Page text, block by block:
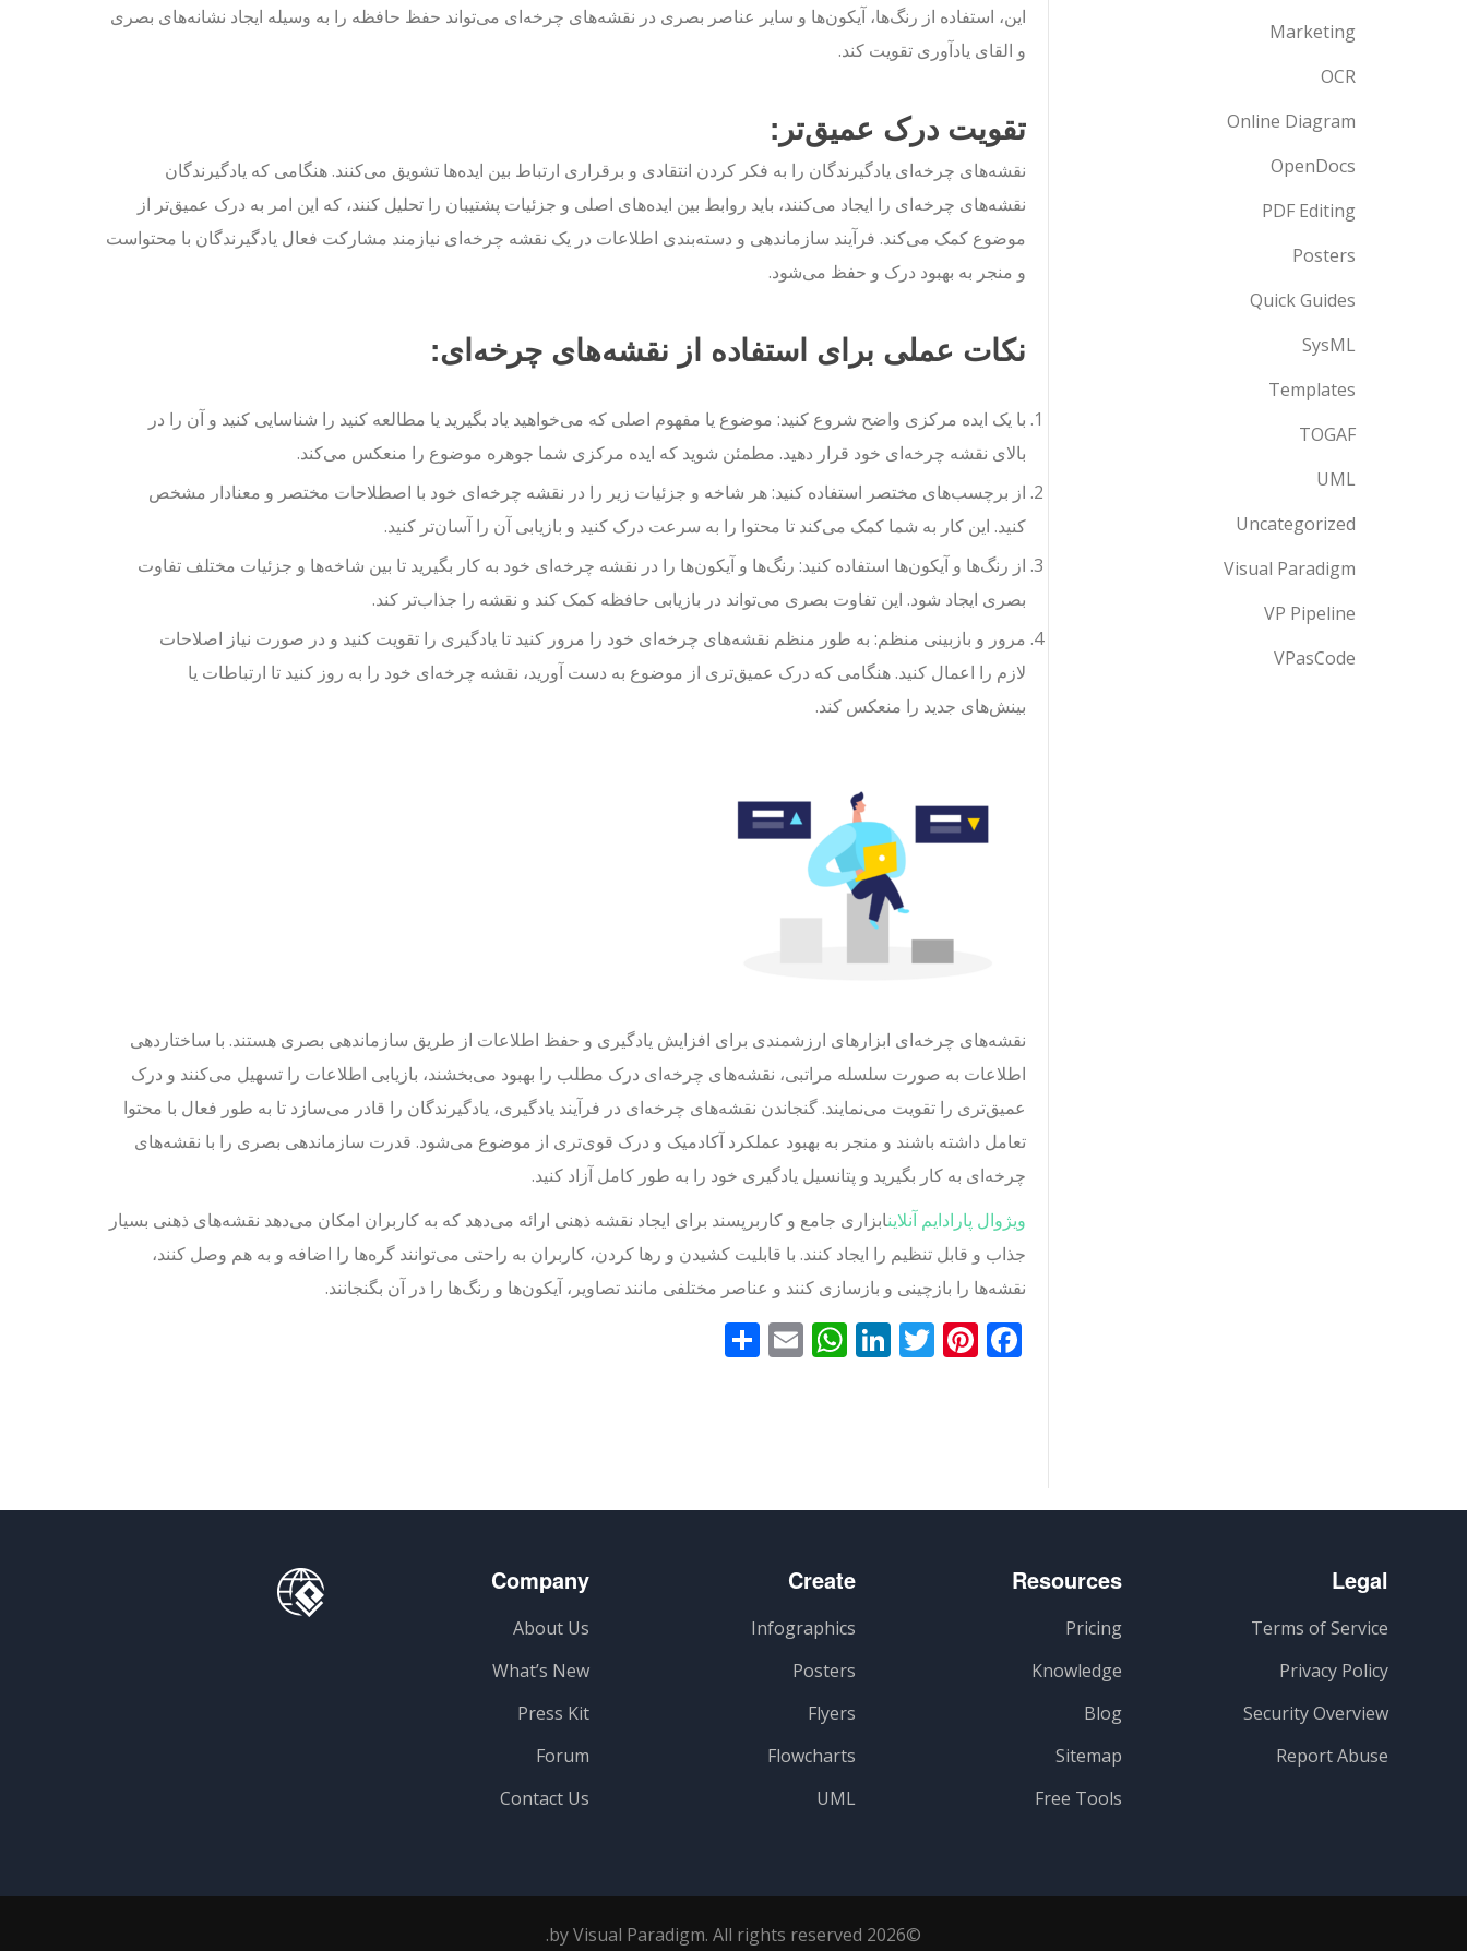
این، استفاده از رنگ‌ها، آیکون‌ها و سایر عناصر بصری در نقشه‌های چرخه‌ای می‌تواند حفظ حافظه را به وسیله ایجاد نشانه‌های بصری
و القای یادآوری تقویت کند.
تقویت درک عمیق‌تر:
نقشه‌های چرخه‌ای یادگیرندگان را به فکر کردن انتقادی و برقراری ارتباط بین ایده‌ها تشویق می‌کنند. هنگامی که یادگیرندگان
نقشه‌های چرخه‌ای را ایجاد می‌کنند، باید روابط بین ایده‌های اصلی و جزئیات پشتیبان را تحلیل کنند، که این امر به درک عمیق‌تر از
موضوع کمک می‌کند. فرآیند سازماندهی و دسته‌بندی اطلاعات در یک نقشه چرخه‌ای نیازمند مشارکت فعال یادگیرندگان با محتواست
و منجر به بهبود درک و حفظ می‌شود.
نکات عملی برای استفاده از نقشه‌های چرخه‌ای:
با یک ایده مرکزی واضح شروع کنید: موضوع یا مفهوم اصلی که می‌خواهید یاد بگیرید یا مطالعه کنید را شناسایی کنید و آن را در
بالای نقشه چرخه‌ای خود قرار دهید. مطمئن شوید که ایده مرکزی شما جوهره موضوع را منعکس می‌کند.
از برچسب‌های مختصر استفاده کنید: هر شاخه و جزئیات زیر را در نقشه چرخه‌ای خود با اصطلاحات مختصر و معنادار مشخص
کنید. این کار به شما کمک می‌کند تا محتوا را به سرعت درک کنید و بازیابی آن را آسان‌تر کنید.
از رنگ‌ها و آیکون‌ها استفاده کنید: رنگ‌ها و آیکون‌ها را در نقشه چرخه‌ای خود به کار بگیرید تا بین شاخه‌ها و جزئیات مختلف تفاوت
بصری ایجاد شود. این تفاوت بصری می‌تواند در بازیابی حافظه کمک کند و نقشه را جذاب‌تر کند.
مرور و بازبینی منظم: به طور منظم نقشه‌های چرخه‌ای خود را مرور کنید تا یادگیری را تقویت کنید و در صورت نیاز اصلاحات
لازم را اعمال کنید. هنگامی که درک عمیق‌تری از موضوع به دست آورید، نقشه چرخه‌ای خود را به روز کنید تا ارتباطات یا
بینش‌های جدید را منعکس کند.
نقشه‌های چرخه‌ای ابزارهای ارزشمندی برای افزایش یادگیری و حفظ اطلاعات از طریق سازماندهی بصری هستند. با ساختاردهی
اطلاعات به صورت سلسله مراتبی، نقشه‌های چرخه‌ای درک مطلب را بهبود می‌بخشند، بازیابی اطلاعات را تسهیل می‌کنند و درک
عمیق‌تری را تقویت می‌نمایند. گنجاندن نقشه‌های چرخه‌ای در فرآیند یادگیری، یادگیرندگان را قادر می‌سازد تا به طور فعال با محتوا
تعامل داشته باشند و منجر به بهبود عملکرد آکادمیک و درک قوی‌تری از موضوع می‌شود. قدرت سازماندهی بصری را با نقشه‌های
چرخه‌ای به کار بگیرید و پتانسیل یادگیری خود را به طور کامل آزاد کنید.
ویژوال پارادایم آنلاینابزاری جامع و کاربرپسند برای ایجاد نقشه ذهنی ارائه می‌دهد که به کاربران امکان می‌دهد نقشه‌های ذهنی بسیار
جذاب و قابل تنظیم را ایجاد کنند. با قابلیت کشیدن و رها کردن، کاربران به راحتی می‌توانند گره‌ها را اضافه و به هم وصل کنند،
نقشه‌ها را بازچینی و بازسازی کنند و عناصر مختلفی مانند تصاویر، آیکون‌ها و رنگ‌ها را در آن بگنجانند.
Facebook
Pinterest
Twitter
LinkedIn
WhatsApp
Email
Marketing
OCR
Online Diagram
OpenDocs
PDF Editing
Posters
Quick Guides
SysML
Templates
TOGAF
UML
Uncategorized
Visual Paradigm
VP Pipeline
VPasCode
Company
About Us
What’s New
Press Kit
Forum
Contact Us
Create
Infographics
Posters
Flyers
Flowcharts
UML
Resources
Pricing
Knowledge
Blog
Sitemap
Free Tools
Legal
Terms of Service
Privacy Policy
Security Overview
Report Abuse
©2026 by Visual Paradigm. All rights reserved.